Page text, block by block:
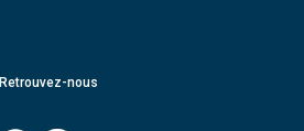
Retrouvez-nous